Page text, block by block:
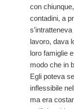
con
contadini, a
lavoro, dava
loro famiglie
modo che in
Egli poteva
inflessibile
ma era